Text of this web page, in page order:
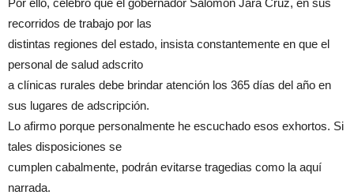
recorridos de trabajo por las
distintas regiones del estado, insista constantemente en que el
personal de salud adscrito
a clínicas rurales debe brindar atención los 365 días del año en
sus lugares de adscripción.
Lo afirmo porque personalmente he escuchado esos exhortos. Si
tales disposiciones se
cumplen cabalmente, podrán evitarse tragedias como la aquí
narrada.